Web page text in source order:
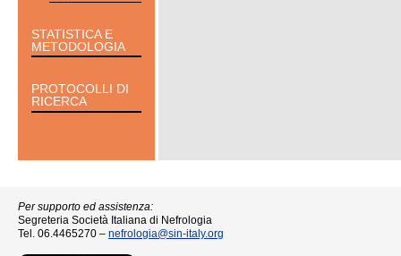
STATISTICA E
METODOLOGIA
PROTOCOLLI DI
RICERCA
Per supporto ed assistenza:
Segreteria Società Italiana di Nefrologia
Tel. 06.4465270 – nefrologia@sin-italy.org